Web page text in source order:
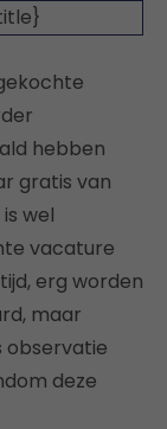
hebben
gratis van
wel
vacature
erg worden
maar
observatie
deze